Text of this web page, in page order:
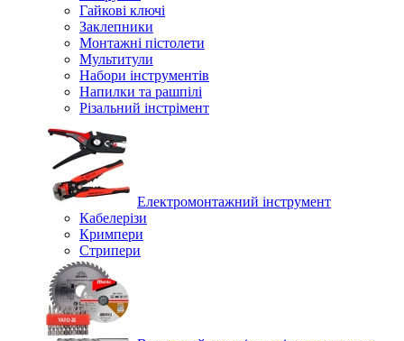
Гайкові ключі
Заклепники
Монтажні пістолети
Мультитули
Набори інструментів
Напилки та рашпілі
Різальний інстрімент
Електромонтажний інструмент
Кабелерізи
Кримпери
Стрипери